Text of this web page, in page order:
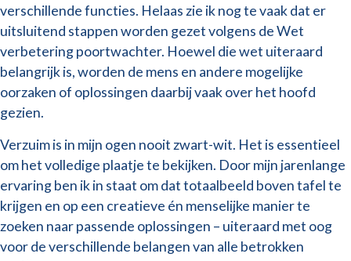
verschillende functies. Helaas zie ik nog te vaak dat er
uitsluitend stappen worden gezet volgens de Wet
verbetering poortwachter. Hoewel die wet uiteraard
belangrijk is, worden de mens en andere mogelijke
oorzaken of oplossingen daarbij vaak over het hoofd
gezien.
Verzuim is in mijn ogen nooit zwart-wit. Het is essentieel
om het volledige plaatje te bekijken. Door mijn jarenlange
ervaring ben ik in staat om dat totaalbeeld boven tafel te
krijgen en op een creatieve én menselijke manier te
zoeken naar passende oplossingen – uiteraard met oog
voor de verschillende belangen van alle betrokken